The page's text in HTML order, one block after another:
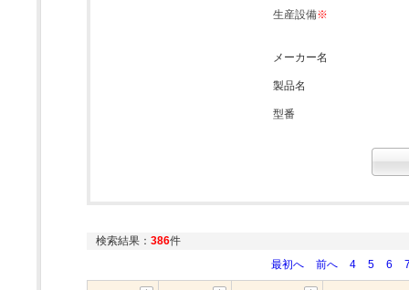
生産設備※
メーカー名
製品名
型番
検索結果： 386件
最初へ
前へ 4 5 6